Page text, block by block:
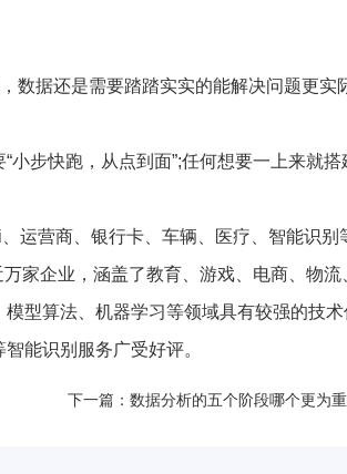
数据还是需要踏踏实实的能解决问题更实
步快跑，从点到面”;任何想要一上来就搭
运营商、银行卡、车辆、医疗、智能识别
家企业，涵盖了教育、游戏、电商、物流
型算法、机器学习等领域具有较强的技术
能识别服务广受好评。
下一篇：数据分析的五个阶段哪个更为